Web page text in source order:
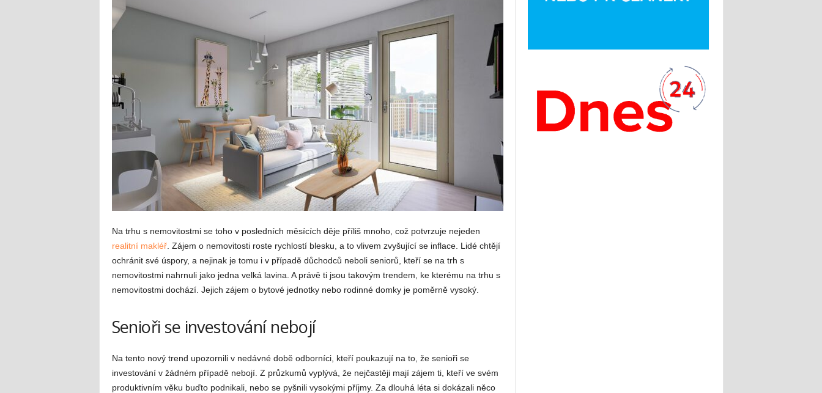
Na trhu s nemovitostmi se toho v posledních měsících děje příliš mnoho, což potvrzuje nejeden
realitní makléř. Zájem o nemovitosti roste rychlostí blesku, a to vlivem zvyšující se inflace. Lidé chtějí
ochránit své úspory, a nejinak je tomu i v případě důchodců neboli seniorů, kteří se na trh s
nemovitostmi nahrnuli jako jedna velká lavina. A právě ti jsou takovým trendem, ke kterému na trhu s
nemovitostmi dochází. Jejich zájem o bytové jednotky nebo rodinné domky je poměrně vysoký.
Senioři se investování nebojí
Na tento nový trend upozornili v nedávné době odborníci, kteří poukazují na to, že senioři se
investování v žádném případě nebojí. Z průzkumů vyplývá, že nejčastěji mají zájem ti, kteří ve svém
produktivním věku buďto podnikali, nebo se pyšnili vysokými příjmy. Za dlouhá léta si dokázali něco